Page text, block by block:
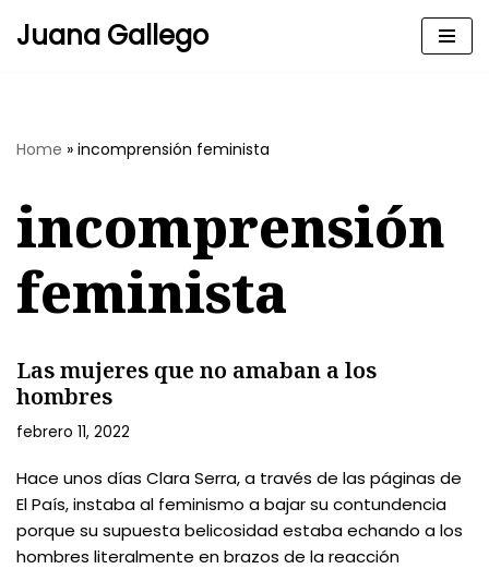
Juana Gallego
Home » incomprensión feminista
incomprensión
feminista
Las mujeres que no amaban a los
hombres
febrero 11, 2022
Hace unos días Clara Serra, a través de las páginas de
El País, instaba al feminismo a bajar su contundencia
porque su supuesta belicosidad estaba echando a los
hombres literalmente en brazos de la reacción